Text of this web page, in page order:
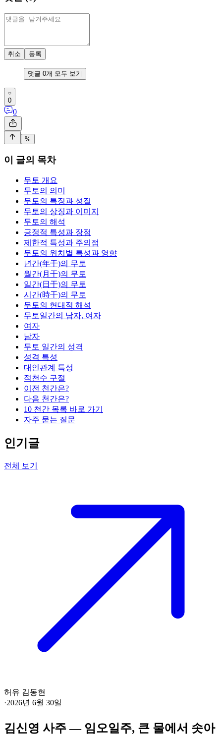
취소 등록
댓글 0개 모두 보기
0
0
%
이 글의 목차
무토 개요
무토의 의미
무토의 특징과 성질
무토의 상징과 이미지
무토의 해석
긍정적 특성과 장점
제한적 특성과 주의점
무토의 위치별 특성과 영향
년간(年干)의 무토
월간(月干)의 무토
일간(日干)의 무토
시간(時干)의 무토
무토의 현대적 해석
무토일간의 남자, 여자
여자
남자
무토 일간의 성격
성격 특성
대인관계 특성
적천수 구절
이전 천간은?
다음 천간은?
10 천간 목록 바로 가기
자주 묻는 질문
인기글
전체 보기
허유 김동현
·2026년 6월 30일
김신영 사주 — 임오일주, 큰 물에서 솟아